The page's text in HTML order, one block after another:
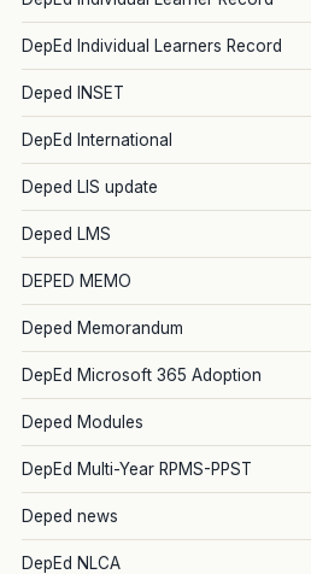
DepEd Individual Learners Record
Deped INSET
DepEd International
Deped LIS update
Deped LMS
DEPED MEMO
Deped Memorandum
DepEd Microsoft 365 Adoption
Deped Modules
DepEd Multi-Year RPMS-PPST
Deped news
DepEd NLCA